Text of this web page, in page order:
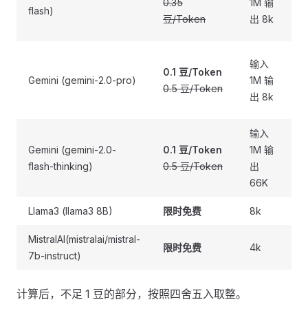
flash)
0.35
豆/Token
1M 输
出 8k
Gemini (gemini-2.0-pro)
0.1 豆/Token
0.5 豆/Token
输入
1M 输
出 8k
Gemini (gemini-2.0-
flash-thinking)
0.1 豆/Token
0.5 豆/Token
输入
1M 输
出
66K
Llama3 (llama3 8B) 限时免费 8k
MistralAI(mistralai/mistral-
7b-instruct)
限时免费 4k
计算后，不足 1 豆的部分，按照四舍五入取整。